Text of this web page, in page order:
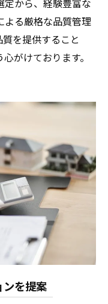
定から、経験豊富な
よる厳格な品質管理
を提供すること
がけております。
を提案